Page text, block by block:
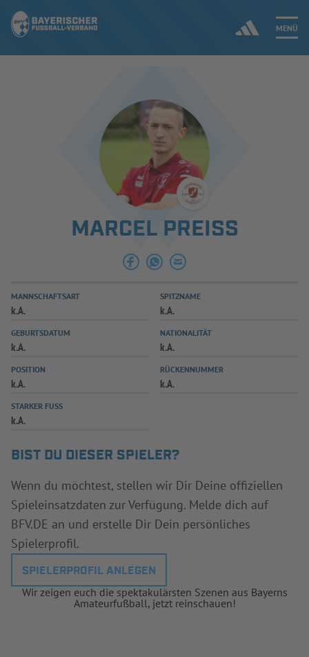
MENÜ
ERGEBNISSE & WETTBEWERBE
SPIELBETRIEB & VERBANDSLEBEN
AUSBILDUNG & FÖRDERUNG
SPIELPLUS
MARCEL PREISS
MANNSCHAFTSART
k.A.
SPITZNAME
k.A.
GEBURTSDATUM
k.A.
NATIONALITÄT
k.A.
POSITION
k.A.
RÜCKENNUMMER
k.A.
STARKER FUSS
k.A.
BIST DU DIESER SPIELER?
Wenn du möchtest, stellen wir Dir Deine offiziellen
Spieleinsatzdaten zur Verfügung. Melde dich auf
BFV.DE an und erstelle Dir Dein persönliches
Spielerprofil.
SPIELERPROFIL ANLEGEN
Wir zeigen euch die spektakulärsten Szenen aus Bayerns
Amateurfußball, jetzt reinschauen!